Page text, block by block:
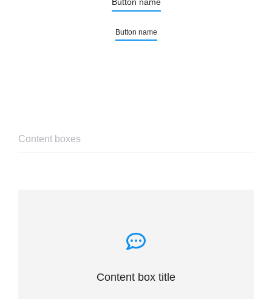
Button name
Content boxes
Content box title